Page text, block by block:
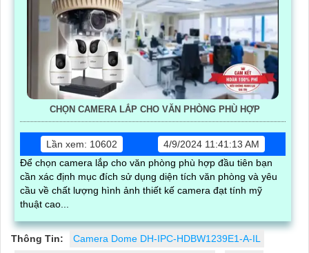
CHỌN CAMERA LẮP CHO VĂN PHÒNG PHÙ HỢP
Lần xem: 10602
4/9/2024 11:41:13 AM
Để chọn camera lắp cho văn phòng phù hợp đầu tiên bạn
cần xác định mục đích sử dụng diện tích văn phòng và yêu
cầu về chất lượng hình ảnh thiết kế camera đạt tính mỹ
thuật cao...
Thông Tin:
Camera Dome DH-IPC-HDBW1239E1-A-IL